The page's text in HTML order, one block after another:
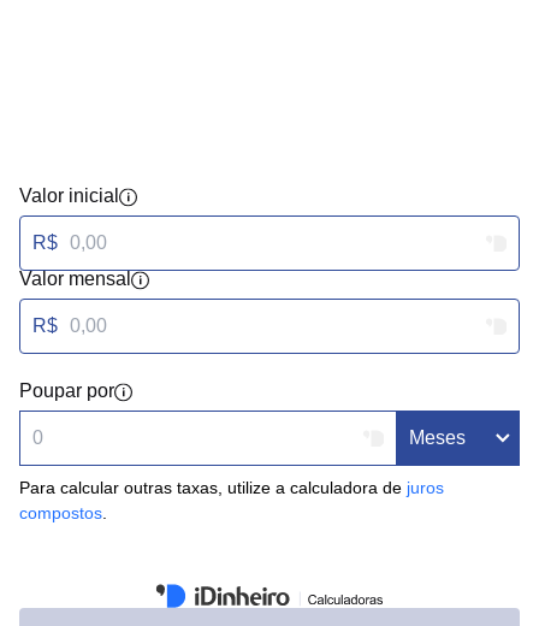
Valor inicial
R$
Valor mensal
R$
Poupar por
Para calcular outras taxas, utilize a calculadora de juros
compostos